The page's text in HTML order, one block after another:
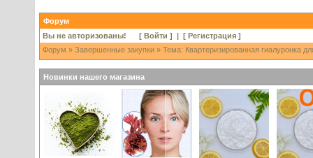
Форум
Вы не авторизованы! [ Войти ] | [ Регистрация ]
Форум » Завершенные закупки » Тема: Квартеризированная гиалуронка
Новинки нашего магазина